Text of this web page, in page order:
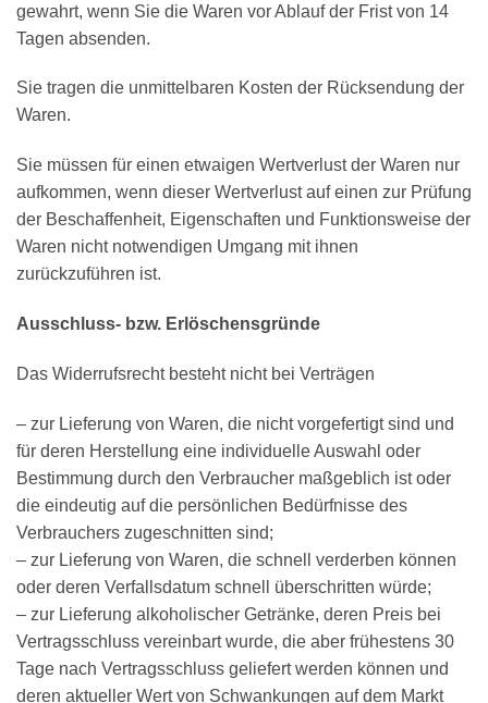
gewahrt, wenn Sie die Waren vor Ablauf der Frist von 14
Tagen absenden.
Sie tragen die unmittelbaren Kosten der Rücksendung der
Waren.
Sie müssen für einen etwaigen Wertverlust der Waren nur
aufkommen, wenn dieser Wertverlust auf einen zur Prüfung
der Beschaffenheit, Eigenschaften und Funktionsweise der
Waren nicht notwendigen Umgang mit ihnen
zurückzuführen ist.
Ausschluss- bzw. Erlöschensgründe
Das Widerrufsrecht besteht nicht bei Verträgen
– zur Lieferung von Waren, die nicht vorgefertigt sind und
für deren Herstellung eine individuelle Auswahl oder
Bestimmung durch den Verbraucher maßgeblich ist oder
die eindeutig auf die persönlichen Bedürfnisse des
Verbrauchers zugeschnitten sind;
– zur Lieferung von Waren, die schnell verderben können
oder deren Verfallsdatum schnell überschritten würde;
– zur Lieferung alkoholischer Getränke, deren Preis bei
Vertragsschluss vereinbart wurde, die aber frühestens 30
Tage nach Vertragsschluss geliefert werden können und
deren aktueller Wert von Schwankungen auf dem Markt